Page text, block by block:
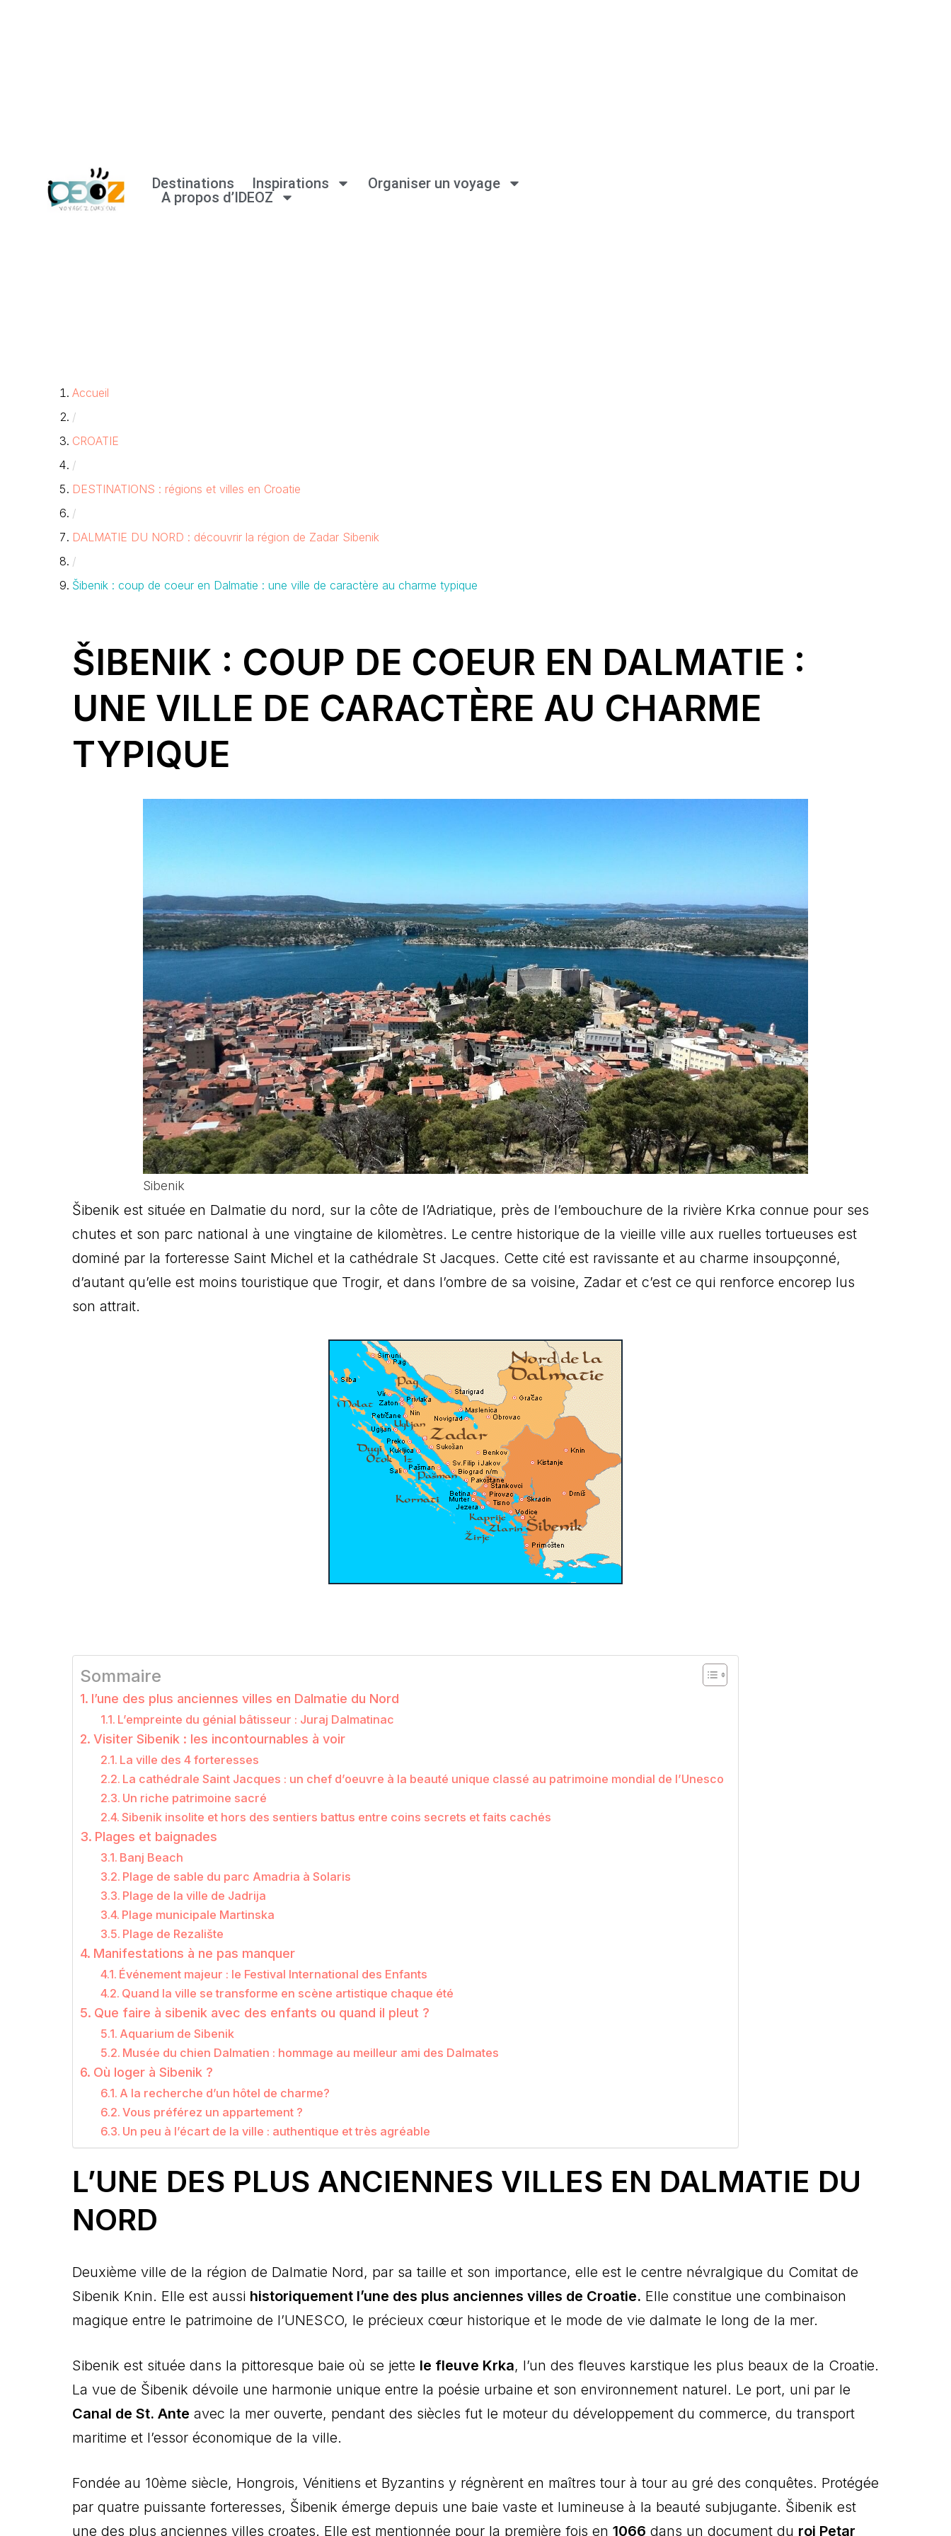
Destinations Inspirations
Organiser un voyage
A propos d’IDEOZ
Accueil
/
CROATIE
/
DESTINATIONS : régions et villes en Croatie
/
DALMATIE DU NORD : découvrir la région de Zadar Sibenik
/
Šibenik : coup de coeur en Dalmatie : une ville de caractère au charme typique
ŠIBENIK : COUP DE COEUR EN DALMATIE :
UNE VILLE DE CARACTÈRE AU CHARME
TYPIQUE
Sibenik
Šibenik est située en Dalmatie du nord, sur la côte de l’Adriatique, près de l’embouchure de la rivière Krka connue pour ses
chutes et son parc national à une vingtaine de kilomètres. Le centre historique de la vieille ville aux ruelles tortueuses est
dominé par la forteresse Saint Michel et la cathédrale St Jacques. Cette cité est ravissante et au charme insoupçonné,
d’autant qu’elle est moins touristique que Trogir, et dans l’ombre de sa voisine, Zadar et c’est ce qui renforce encorep lus
son attrait.
Sommaire
l’une des plus anciennes villes en Dalmatie du Nord
L’empreinte du génial bâtisseur : Juraj Dalmatinac
Visiter Sibenik : les incontournables à voir
La ville des 4 forteresses
La cathédrale Saint Jacques : un chef d’oeuvre à la beauté unique classé au patrimoine mondial de l’Unesco
Un riche patrimoine sacré
Sibenik insolite et hors des sentiers battus entre coins secrets et faits cachés
Plages et baignades
Banj Beach
Plage de sable du parc Amadria à Solaris
Plage de la ville de Jadrija
Plage municipale Martinska
Plage de Rezalište
Manifestations à ne pas manquer
Événement majeur : le Festival International des Enfants
Quand la ville se transforme en scène artistique chaque été
Que faire à sibenik avec des enfants ou quand il pleut ?
Aquarium de Sibenik
Musée du chien Dalmatien : hommage au meilleur ami des Dalmates
Où loger à Sibenik ?
A la recherche d’un hôtel de charme?
Vous préférez un appartement ?
Un peu à l’écart de la ville : authentique et très agréable
L’UNE DES PLUS ANCIENNES VILLES EN DALMATIE DU
NORD
Deuxième ville de la région de Dalmatie Nord, par sa taille et son importance, elle est le centre névralgique du Comitat de
Sibenik Knin. Elle est aussi historiquement l’une des plus anciennes villes de Croatie. Elle constitue une combinaison
magique entre le patrimoine de l’UNESCO, le précieux cœur historique et le mode de vie dalmate le long de la mer.
Sibenik est située dans la pittoresque baie où se jette le fleuve Krka, l’un des fleuves karstique les plus beaux de la Croatie.
La vue de Šibenik dévoile une harmonie unique entre la poésie urbaine et son environnement naturel. Le port, uni par le
Canal de St. Ante avec la mer ouverte, pendant des siècles fut le moteur du développement du commerce, du transport
maritime et l’essor économique de la ville.
Fondée au 10ème siècle, Hongrois, Vénitiens et Byzantins y régnèrent en maîtres tour à tour au gré des conquêtes. Protégée
par quatre puissante forteresses, Šibenik émerge depuis une baie vaste et lumineuse à la beauté subjugante. Šibenik est
une des plus anciennes villes croates. Elle est mentionnée pour la première fois en 1066 dans un document du roi Petar